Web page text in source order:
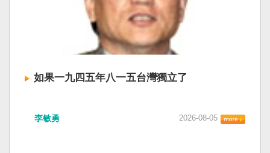
如果一九四五年八一五台灣獨立了
李敏勇 2026-08-05